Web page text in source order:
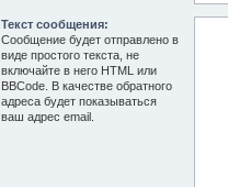
Текст сообщения:
Сообщение будет отправлено в
виде простого текста, не
включайте в него HTML или
BBCode. В качестве обратного
адреса будет показываться
ваш адрес email.